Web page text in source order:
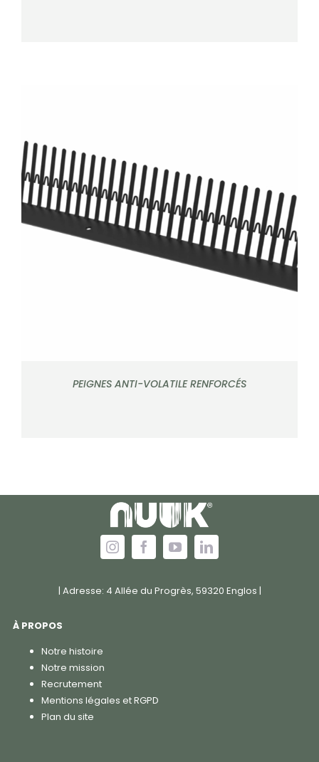
DÉTAILS
PEIGNES ANTI-VOLATILE RENFORCÉS
| Adresse: 4 Allée du Progrès, 59320 Englos |
À PROPOS
Notre histoire
Notre mission
Recrutement
Mentions légales et RGPD
Plan du site